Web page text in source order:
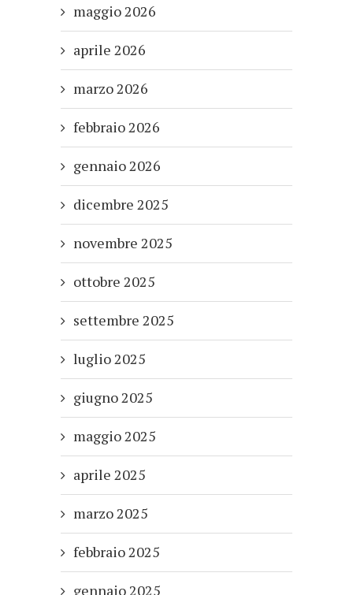
maggio 2026
aprile 2026
marzo 2026
febbraio 2026
gennaio 2026
dicembre 2025
novembre 2025
ottobre 2025
settembre 2025
luglio 2025
giugno 2025
maggio 2025
aprile 2025
marzo 2025
febbraio 2025
gennaio 2025